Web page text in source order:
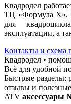
Квадродел
ТЦ «Формула Х»,
для
эксплуатации, а
Контакты и схема
Квадродел •
Всё для удобной
Быстрые разделы:
отзывы и
ATV аксессуары